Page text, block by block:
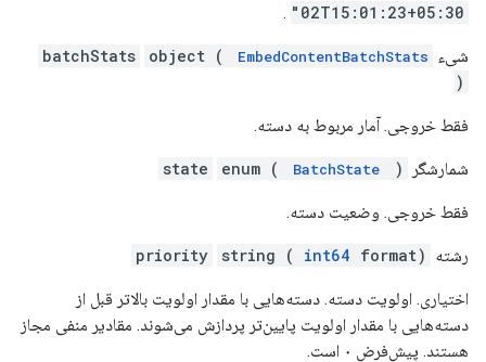
02T15:01:23+05:30"
.
شیء batchStats object ( EmbedContentBatchStats
)
فقط خروجی. آمار مربوط به دسته.
شمارشگر state enum ( BatchState )
فقط خروجی. وضعیت دسته.
رشته priority string ( int64 format)
اختیاری. اولویت دسته. دسته‌هایی با مقدار اولویت بالاتر قبل از
دسته‌هایی با مقدار اولویت پایین‌تر پردازش می‌شوند. مقادیر منفی مجاز
هستند. پیش‌فرض ۰ است.